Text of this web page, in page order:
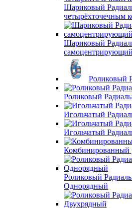
Шариковый
четырёхточечным
Шариковый
Роликовый
Роликовый
Игольчатый
Игольчатый
Комбинированный
Роликовый
Однорядный